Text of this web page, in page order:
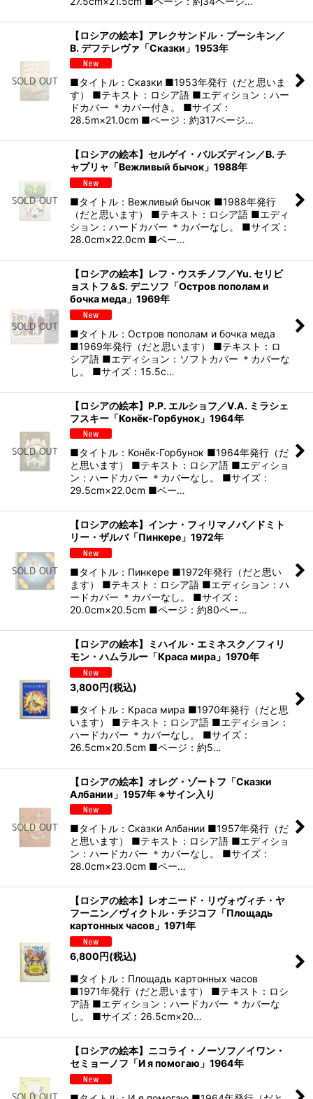
【ロシアの絵本】アレクサンドル・プーシキン／
B. デフテレヴァ「Сказки」1953年
■タイトル：Сказки ■1953年発行（だと思いま
す） ■テキスト：ロシア語 ■エディション：ハー
ドカバー ＊カバー付き。 ■サイズ：
28.5m×21.0cm ■ページ：約317ページ…
【ロシアの絵本】セルゲイ・バルズディン／B. チ
ャプリャ「Вежливый бычок」1988年
■タイトル：Вежливый бычок ■1988年発行
（だと思います） ■テキスト：ロシア語 ■エディ
ション：ハードカバー ＊カバーなし。 ■サイズ：
28.0cm×22.0cm ■ペー…
【ロシアの絵本】レフ・ウスチノフ／Yu. セリビ
ョストフ＆S. デニソフ「Остров пополам и
бочка меда」1969年
■タイトル：Остров пополам и бочка меда
■1969年発行（だと思います） ■テキスト：ロ
シア語 ■エディション：ソフトカバー ＊カバーな
し。 ■サイズ：15.5c…
【ロシアの絵本】P.P. エルショフ／V.A. ミラシェ
フスキー「Конёк-Горбунок」1964年
■タイトル：Конёк-Горбунок ■1964年発行（だ
と思います） ■テキスト：ロシア語 ■エディショ
ン：ハードカバー ＊カバーなし。 ■サイズ：
29.5cm×22.0cm ■ペー…
【ロシアの絵本】インナ・フィリマノバ／ドミト
リー・ザルバ「Пинкере」1972年
■タイトル：Пинкере ■1972年発行（だと思い
ます） ■テキスト：ロシア語 ■エディション：ハ
ードカバー ＊カバーなし。 ■サイズ：
20.0cm×20.5cm ■ページ：約80ペー…
【ロシアの絵本】ミハイル・エミネスク／フィリ
モン・ハムラルー「Краса мира」1970年
3,800円(税込)
■タイトル：Краса мира ■1970年発行（だと思
います） ■テキスト：ロシア語 ■エディション：
ハードカバー ＊カバーなし。 ■サイズ：
26.5cm×20.5cm ■ページ：約5…
【ロシアの絵本】オレグ・ゾートフ「Сказки
Албании」1957年 ※サイン入り
■タイトル：Сказки Албании ■1957年発行（だ
と思います） ■テキスト：ロシア語 ■エディショ
ン：ハードカバー ＊カバーなし。 ■サイズ：
28.0cm×23.0cm ■ペー…
【ロシアの絵本】レオニード・リヴォヴィチ・ヤ
フーニン／ヴィクトル・チジコフ「Площадь
картонных часов」1971年
6,800円(税込)
■タイトル：Площадь картонных часов
■1971年発行（だと思います） ■テキスト：ロシ
ア語 ■エディション：ハードカバー ＊カバーな
し。 ■サイズ：26.5cm×20…
【ロシアの絵本】ニコライ・ノーソフ／イワン・
セミョーノフ「И я помогаю」1964年